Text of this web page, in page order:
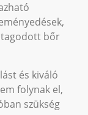
bőr
és kiváló
folynak el,
szükség